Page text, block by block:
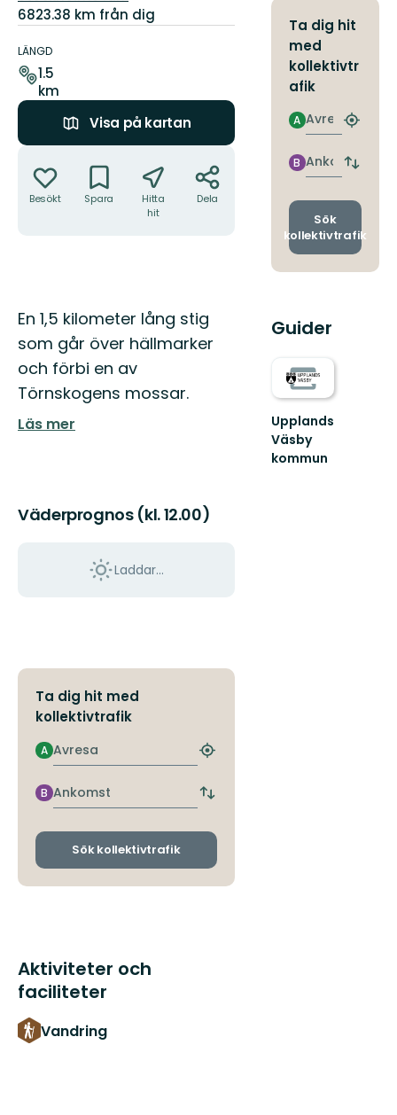
6823.38 km från dig
om
leden
LÄNGD
1.5
km
Visa på kartan
Besökt Spara
Hitta
hit
Dela
Beskrivning
En 1,5 kilometer lång stig
som går över hällmarker
och förbi en av
Törnskogens mossar.
Läs mer
Väderprognos (kl. 12.00)
Laddar...
Ta dig hit med
kollektivtrafik
Avresa
A
Hitta
hållplats
Ankomst
B
Byt
och
Sök kollektivtrafik
Aktiviteter och
faciliteter
Vandring
Ta dig hit
med
kollektivtr
afik
Avresa
A
Hitta
Ankomst
B
Byt
och
Sök
kollektivtrafik
Guider
Upplands
Väsby
kommun